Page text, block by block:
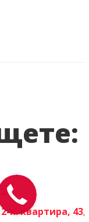
2-к. квартира,